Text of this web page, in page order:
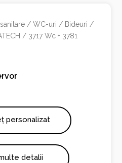
/WC-uri / Bideuri /
/ 3717 Wc + 3781
personalizat
detalii